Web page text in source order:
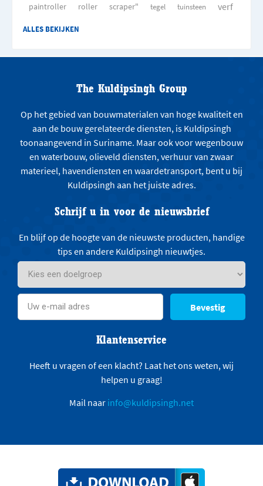
paintroller
roller scraper" tegel tuinsteen verf
ALLES BEKIJKEN
The Kuldipsingh Group
Op het gebied van bouwmaterialen van hoge kwaliteit en
aan de bouw gerelateerde diensten, is Kuldipsingh
toonaangevend in Suriname. Maar ook voor wegenbouw
en waterbouw, olieveld diensten, verhuur van zwaar
materieel, havendiensten en waardetransport, bent u bij
Kuldipsingh aan het juiste adres.
Schrijf u in voor de nieuwsbrief
En blijf op de hoogte van de nieuwste producten, handige
tips en andere Kuldipsingh nieuwtjes.
Bevestig
Klantenservice
Heeft u vragen of een klacht? Laat het ons weten, wij
helpen u graag!
Mail naar info@kuldipsingh.net